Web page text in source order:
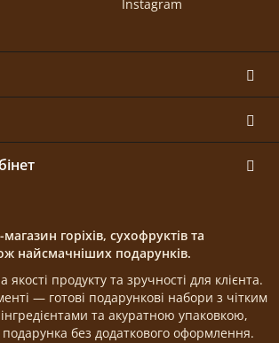
Instagram
горіхів, сухофруктів та
найсмачніших подарунків.
продукту та зручності для клієнта.
— готові подарункові набори з чітким
та акуратною упаковкою,
подарунка без додаткового оформлення.